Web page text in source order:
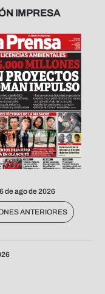
IMPRESA
de ago de 2026
ANTERIORES